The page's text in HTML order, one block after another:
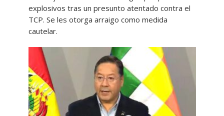
explosivos tras un presunto atentado contra el
TCP. Se les otorga arraigo como medida
cautelar.